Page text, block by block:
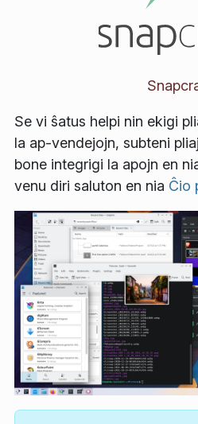
Se vi ŝatus helpi nin ekigi
la ap-vendejojn, subteni
bone integrigi la apojn en
venu diri saluton en nia Ĉio